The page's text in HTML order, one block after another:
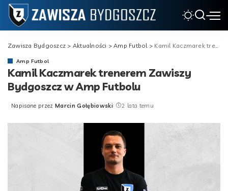
Zawisza Bydgoszcz > Aktualności >Amp Futbol> Kamil Kaczmarek trenerem Zawiszy Bydgoszcz w Amp Futbolu
Amp Futbol
Kamil Kaczmarek trenerem Zawiszy
Bydgoszcz w Amp Futbolu
Napisane przez Marcin Gołębiowski 2 lata temu